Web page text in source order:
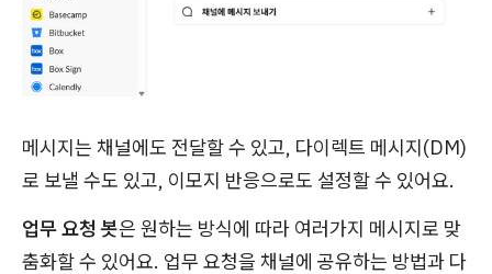
메시지는 채널에도 전달할 수 있고, 다이렉트 메시지(DM)
로 보낼 수도 있고, 이모지 반응으로도 설정할 수 있어요.
업무 요청 봇은 원하는 방식에 따라 여러가지 메시지로 맞
춤화할 수 있어요. 업무 요청을 채널에 공유하는 방법과 다